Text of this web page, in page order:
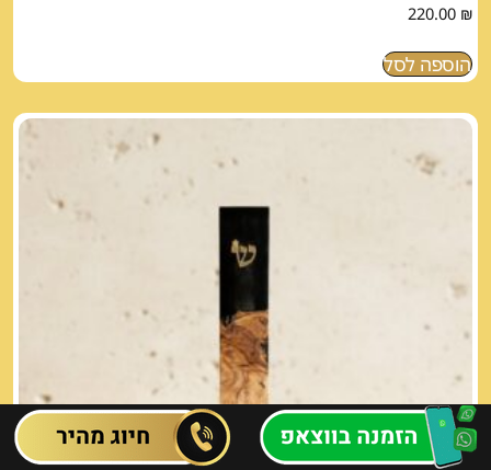
220.00 ₪
הוספה לסל